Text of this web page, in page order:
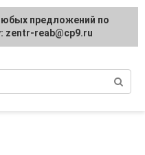
предложений по
zentr-reab@cp9.ru